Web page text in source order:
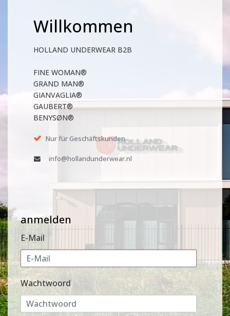
Willkommen
HOLLAND UNDERWEAR B2B
FINE WOMAN®
GRAND MAN®
GIANVAGLIA®
GAUBERT®
BENYSØN®
Nur für Geschäftskunden
info@hollandunderwear.nl
anmelden
E-Mail
Wachtwoord